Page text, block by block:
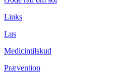
Links
Lus
Medicintilskud
Prævention